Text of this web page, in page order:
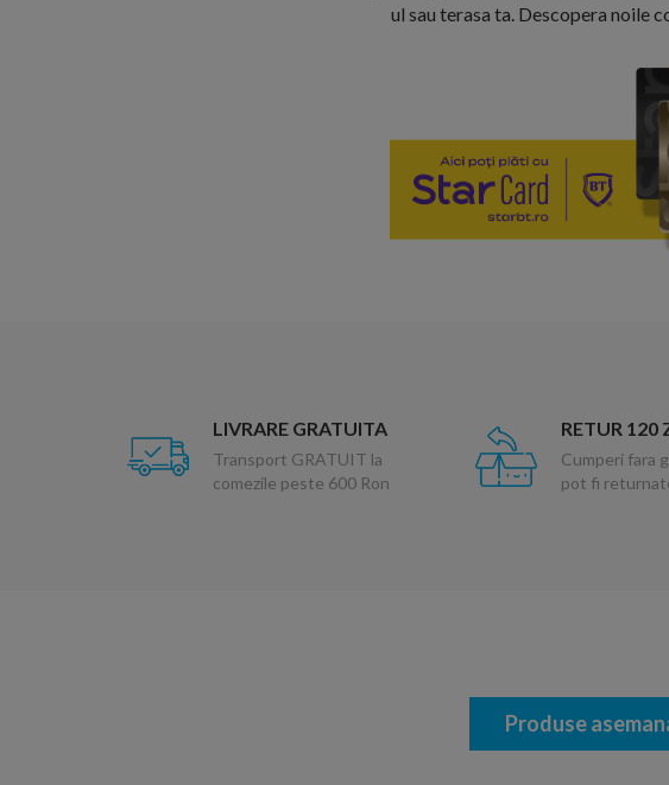
ul sau terasa ta. Descopera noile
LIVRARE GRATUITA
Transport GRATUIT la
comezile peste 600 Ron
RETUR 120
Cumperi fara
pot fi
Produse